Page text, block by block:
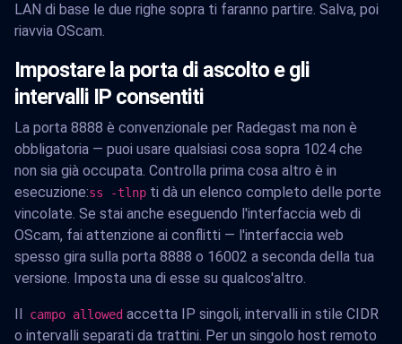
LAN di base le due righe sopra ti faranno partire. Salva, poi
riavvia OScam.
Impostare la porta di ascolto e gli
intervalli IP consentiti
La porta 8888 è convenzionale per Radegast ma non è
obbligatoria — puoi usare qualsiasi cosa sopra 1024 che
non sia già occupata. Controlla prima cosa altro è in
esecuzione:ss -tlnp ti dà un elenco completo delle porte
vincolate. Se stai anche eseguendo l'interfaccia web di
OScam, fai attenzione ai conflitti — l'interfaccia web
spesso gira sulla porta 8888 o 16002 a seconda della tua
versione. Imposta una di esse su qualcos'altro.
Il campo allowed accetta IP singoli, intervalli in stile CIDR
o intervalli separati da trattini. Per un singolo host remoto